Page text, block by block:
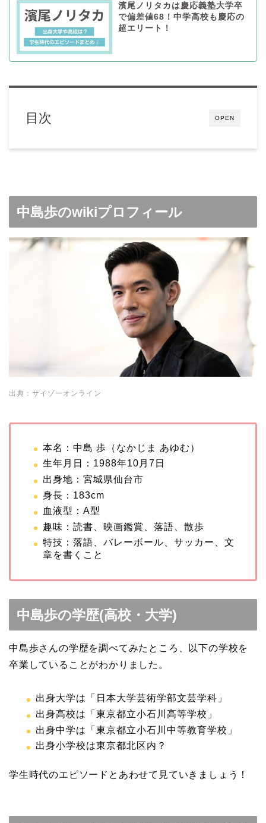
濱尾ノリタカは慶応義塾大学卒
で偏差値68！中学高校も慶応の
超エリート！
OPEN
目次
中島歩のwikiプロフィール
出典：サイゾーオンライン
本名：中島 歩（なかじま あゆむ）
生年月日：1988年10月7日
出身地：宮城県仙台市
身長：183cm
血液型：A型
趣味：読書、映画鑑賞、落語、散歩
特技：落語、バレーボール、サッカー、文
章を書くこと
中島歩の学歴(高校・大学)
中島歩さんの学歴を調べてみたところ、以下の学校を
卒業していることがわかりました。
出身大学は「日本大学芸術学部文芸学科」
出身高校は「東京都立小石川高等学校」
出身中学は「東京都立小石川中等教育学校」
出身小学校は東京都北区内？
学生時代のエピソードとあわせて見ていきましょう！